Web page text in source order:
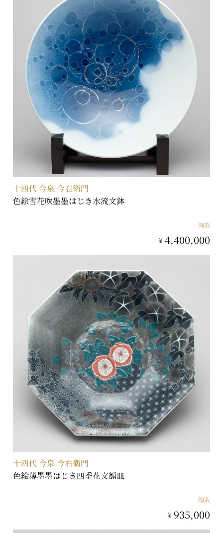
十四代 今泉 今右衛門
色絵雪花吹墨墨はじき水流文鉢
陶芸
¥ 4,400,000
十四代 今泉 今右衛門
色絵薄墨墨はじき四季花文額皿
陶芸
¥ 935,000